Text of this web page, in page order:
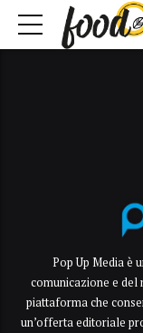
Pop Up Media è
comunicazione e del
piattaforma che
un’offerta editoriale